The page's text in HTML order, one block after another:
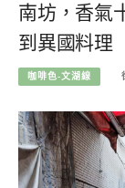
南坊，香氣
到異國料理
咖啡色-文湖線